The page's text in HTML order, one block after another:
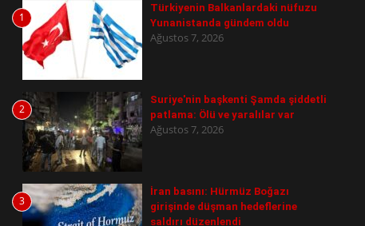
1
Türkiyenin Balkanlardaki nüfuzu
Yunanistanda gündem oldu
Ağustos 7, 2026
2
Suriye'nin başkenti Şamda şiddetli
patlama: Ölü ve yaralılar var
Ağustos 7, 2026
3
İran basını: Hürmüz Boğazı
girişinde düşman hedeflerine
saldırı düzenlendi